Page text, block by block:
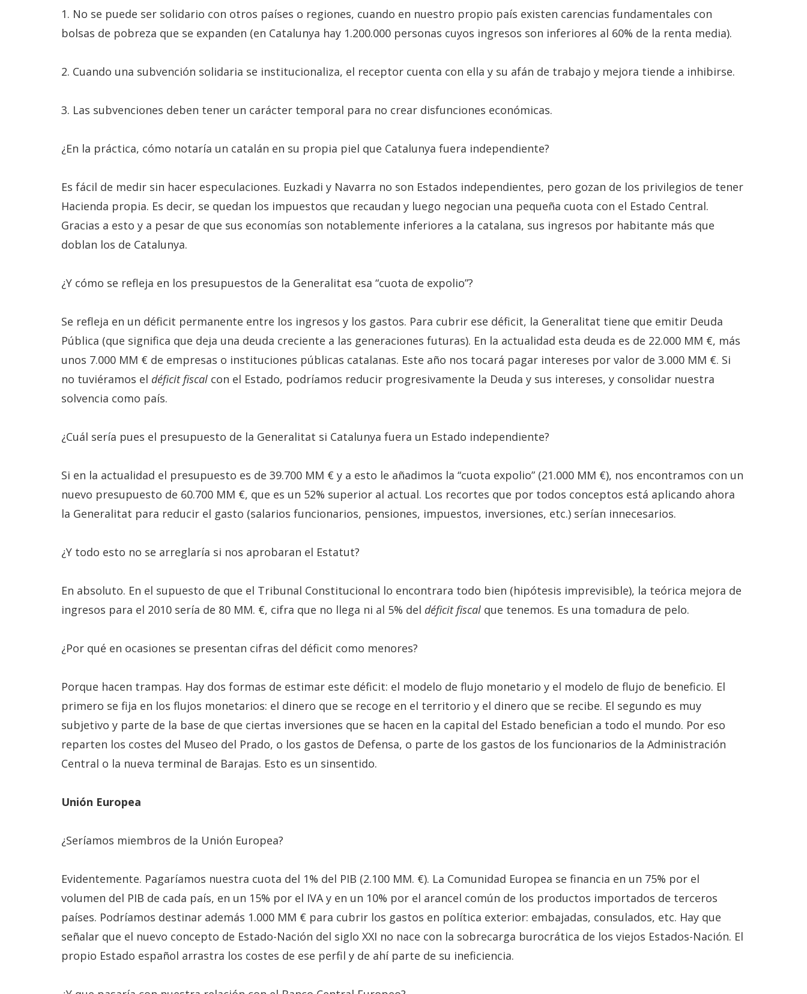
1. No se puede ser solidario con otros países o regiones, cuando en nuestro propio país existen carencias fundamentales con
bolsas de pobreza que se expanden (en Catalunya hay 1.200.000 personas cuyos ingresos son inferiores al 60% de la renta media).
2. Cuando una subvención solidaria se institucionaliza, el receptor cuenta con ella y su afán de trabajo y mejora tiende a inhibirse.
3. Las subvenciones deben tener un carácter temporal para no crear disfunciones económicas.
¿En la práctica, cómo notaría un catalán en su propia piel que Catalunya fuera independiente?
Es fácil de medir sin hacer especulaciones. Euzkadi y Navarra no son Estados independientes, pero gozan de los privilegios de tener
Hacienda propia. Es decir, se quedan los impuestos que recaudan y luego negocian una pequeña cuota con el Estado Central.
Gracias a esto y a pesar de que sus economías son notablemente inferiores a la catalana, sus ingresos por habitante más que
doblan los de Catalunya.
¿Y cómo se refleja en los presupuestos de la Generalitat esa “cuota de expolio”?
Se refleja en un déficit permanente entre los ingresos y los gastos. Para cubrir ese déficit, la Generalitat tiene que emitir Deuda
Pública (que significa que deja una deuda creciente a las generaciones futuras). En la actualidad esta deuda es de 22.000 MM €, más
unos 7.000 MM € de empresas o instituciones públicas catalanas. Este año nos tocará pagar intereses por valor de 3.000 MM €. Si
no tuviéramos el déficit fiscal con el Estado, podríamos reducir progresivamente la Deuda y sus intereses, y consolidar nuestra
solvencia como país.
¿Cuál sería pues el presupuesto de la Generalitat si Catalunya fuera un Estado independiente?
Si en la actualidad el presupuesto es de 39.700 MM € y a esto le añadimos la “cuota expolio” (21.000 MM €), nos encontramos con un
nuevo presupuesto de 60.700 MM €, que es un 52% superior al actual. Los recortes que por todos conceptos está aplicando ahora
la Generalitat para reducir el gasto (salarios funcionarios, pensiones, impuestos, inversiones, etc.) serían innecesarios.
¿Y todo esto no se arreglaría si nos aprobaran el Estatut?
En absoluto. En el supuesto de que el Tribunal Constitucional lo encontrara todo bien (hipótesis imprevisible), la teórica mejora de
ingresos para el 2010 sería de 80 MM. €, cifra que no llega ni al 5% del déficit fiscal que tenemos. Es una tomadura de pelo.
¿Por qué en ocasiones se presentan cifras del déficit como menores?
Porque hacen trampas. Hay dos formas de estimar este déficit: el modelo de flujo monetario y el modelo de flujo de beneficio. El
primero se fija en los flujos monetarios: el dinero que se recoge en el territorio y el dinero que se recibe. El segundo es muy
subjetivo y parte de la base de que ciertas inversiones que se hacen en la capital del Estado benefician a todo el mundo. Por eso
reparten los costes del Museo del Prado, o los gastos de Defensa, o parte de los gastos de los funcionarios de la Administración
Central o la nueva terminal de Barajas. Esto es un sinsentido.
Unión Europea
¿Seríamos miembros de la Unión Europea?
Evidentemente. Pagaríamos nuestra cuota del 1% del PIB (2.100 MM. €). La Comunidad Europea se financia en un 75% por el
volumen del PIB de cada país, en un 15% por el IVA y en un 10% por el arancel común de los productos importados de terceros
países. Podríamos destinar además 1.000 MM € para cubrir los gastos en política exterior: embajadas, consulados, etc. Hay que
señalar que el nuevo concepto de Estado-Nación del siglo XXI no nace con la sobrecarga burocrática de los viejos Estados-Nación. El
propio Estado español arrastra los costes de ese perfil y de ahí parte de su ineficiencia.